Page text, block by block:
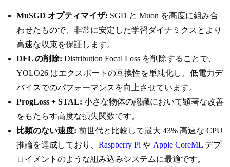
MuSGD オプティマイザ: SGD と Muon を高度に組み合
わせたもので、非常に安定した学習ダイナミクスとより
高速な収束を保証します。
DFL の削除: Distribution Focal Loss を削除することで、
YOLO26 はエクスポートの互換性を単純化し、低電力デ
バイスでのパフォーマンスを向上させています。
ProgLoss + STAL: 小さな物体の認識において顕著な改善
をもたらす高度な損失関数です。
比類のない速度: 前世代と比較して最大 43% 高速な CPU
推論を達成しており、 Raspberry Pi や Apple CoreML デプ
ロイメントのような組み込みシステムに最適です。